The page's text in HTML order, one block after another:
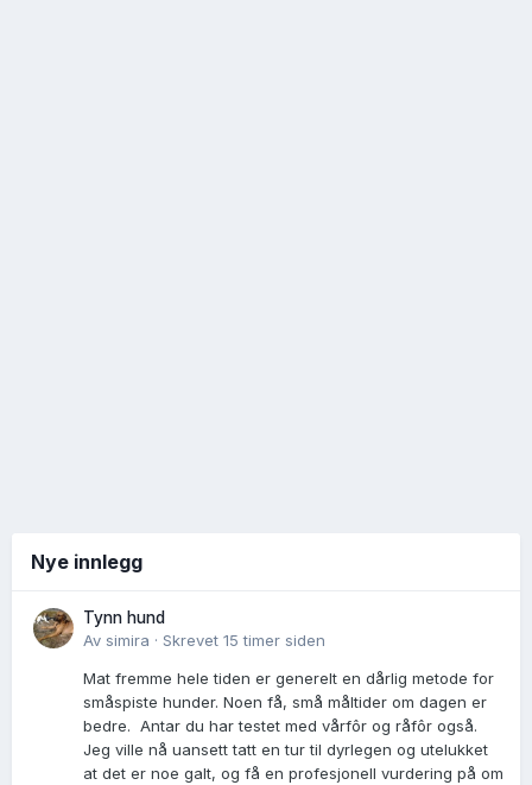
Nye innlegg
Tynn hund
Av simira · Skrevet 15 timer siden
Mat fremme hele tiden er generelt en dårlig metode for
småspiste hunder. Noen få, små måltider om dagen er
bedre. Antar du har testet med vårfôr og råfôr også.
Jeg ville nå uansett tatt en tur til dyrlegen og utelukket
at det er noe galt, og få en profesjonell vurdering på om